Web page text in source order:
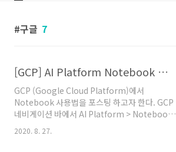
구글 7
[GCP] AI Platform Notebook 사용하는법
GCP (Google Cloud Platform)에서
Notebook 사용법을 포스팅 하고자 한다. GCP
네비게이션 바에서 AI Platform > Notebooks
을 선택한다. Notebooks 대시보드에서 상단의
NEW INSTANCE를 클릭하고 생성한다. 여기서
2020. 8. 27.